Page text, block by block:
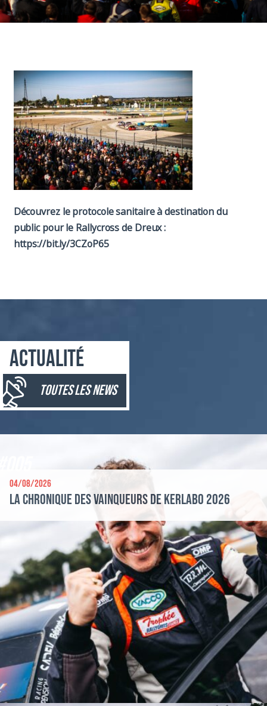
Paddock
Découvrez le protocole sanitaire à destination du
public pour le Rallycross de Dreux :
https://bit.ly/3CZoP65
Actualité
toutes les news
04/08/2026
La chronique des vainqueurs de Kerlabo 2026